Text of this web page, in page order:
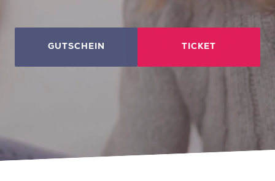
GUTSCHEIN TICKET